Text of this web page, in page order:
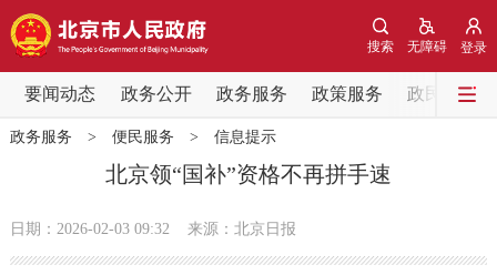
登录
无障碍
搜索
要闻动态 政务公开 政务服务 政策服务 政民互动
要闻动态
党中央精神 国务院信息
政务服务 > 便民服务 > 信息提示
北京领“国补”资格不再拼手速
日期：2026-02-03 09:32 来源：北京日报